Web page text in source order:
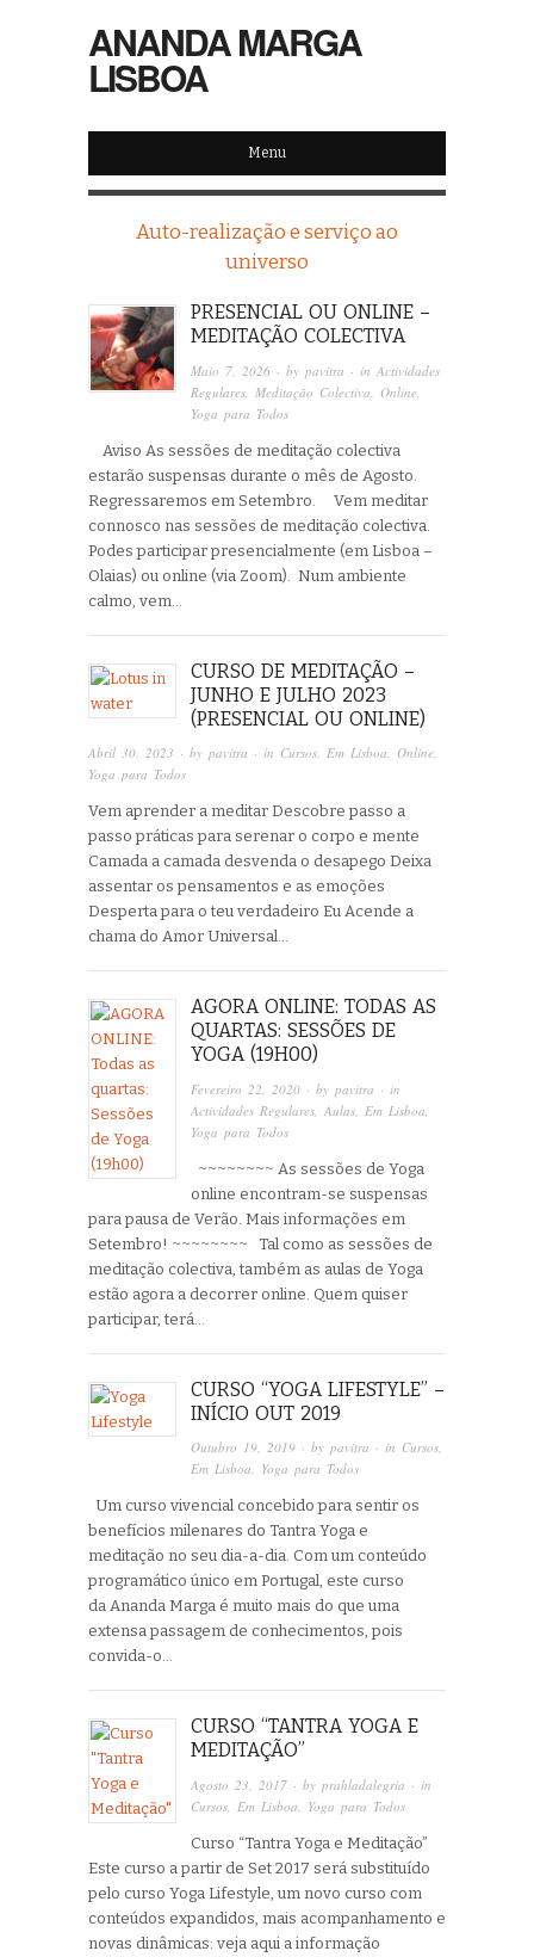
ANANDA MARGA
LISBOA
Menu
Auto-realização e serviço ao
universo
PRESENCIAL OU ONLINE –
MEDITAÇÃO COLECTIVA
Maio 7, 2026 · bypavitra · inActividades
Regulares Meditação Colectiva ,Online
Yoga para Todos
Aviso As sessões de meditação colectiva
estarão suspensas durante o mês de Agosto.
Regressaremos em Setembro. Vem meditar
connosco nas sessões de meditação colectiva.
Podes participar presencialmente (em Lisboa –
Olaias) ou online (via Zoom). Num ambiente
calmo, vem…
CURSO DE MEDITAÇÃO –
JUNHO E JULHO 2023
(PRESENCIAL OU ONLINE)
Abril 30, 2023 · by pavitra · in Cursos, Em Lisboa, Online,
Yoga para Todos
Vem aprender a meditar Descobre passo a
passo práticas para serenar o corpo e mente
Camada a camada desvenda o desapego Deixa
assentar os pensamentos e as emoções
Desperta para o teu verdadeiro Eu Acende a
chama do Amor Universal…
AGORA ONLINE: TODAS AS
QUARTAS: SESSÕES DE
YOGA (19H00)
Fevereiro 22, 2020 · bypavitra · in
Actividades Regulares ,Aulas Em Lisboa
Yoga para Todos
~~~~~~~~ As sessões de Yoga
online encontram-se suspensas
para pausa de Verão. Mais informações em
Setembro! ~~~~~~~~ Tal como as sessões de
meditação colectiva, também as aulas de Yoga
estão agora a decorrer online. Quem quiser
participar, terá…
CURSO “YOGA LIFESTYLE” –
INÍCIO OUT 2019
Outubro 19, 2019 · bypavitra · in Cursos,
Em Lisboa, Yoga para Todos
Um curso vivencial concebido para sentir os
benefícios milenares do Tantra Yoga e
meditação no seu dia-a-dia. Com um conteúdo
programático único em Portugal, este curso
da Ananda Marga é muito mais do que uma
extensa passagem de conhecimentos, pois
convida-o…
CURSO “TANTRA YOGA E
MEDITAÇÃO”
Agosto 23, 2017 · byprahladalegria · in
Cursos Em Lisboa Yoga para Todos
Curso “Tantra Yoga e Meditação”
Este curso a partir de Set 2017 será substituído
pelo curso Yoga Lifestyle, um novo curso com
conteúdos expandidos, mais acompanhamento e
novas dinâmicas: veja aqui a informação